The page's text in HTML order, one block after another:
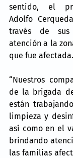
sentido, el
Adolfo
través de
atención a la
que fue afectada.
“Nuestros
de la brigada
están
limpieza y
así como en el
brindando
las familias